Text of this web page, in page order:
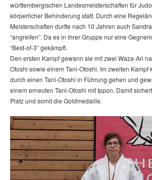
württembergischen Landesmeisterschaften für
körperlicher Behinderung statt. Durch eine
Meisterschaften durfte nach 10 Jahren auch
“angreifen”. Da es in ihrer Gruppe nur eine
“Best-of-3” gekämpft.
Den ersten Kampf gewann sie mit zwei Waza-Ari
Otoshi sowie einem Tani-Otoshi. Im zweiten Kampf
durch einen Tani-Otoshi in Führung gehen und
einem erneuten Tani-Otoshi mit Ippon. Damit
Platz und somit die Goldmedaille.